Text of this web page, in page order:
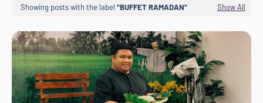
Showing posts with the label BUFFET RAMADAN Show All